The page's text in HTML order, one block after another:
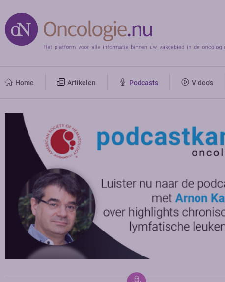
Home Artikelen Podcasts Video's